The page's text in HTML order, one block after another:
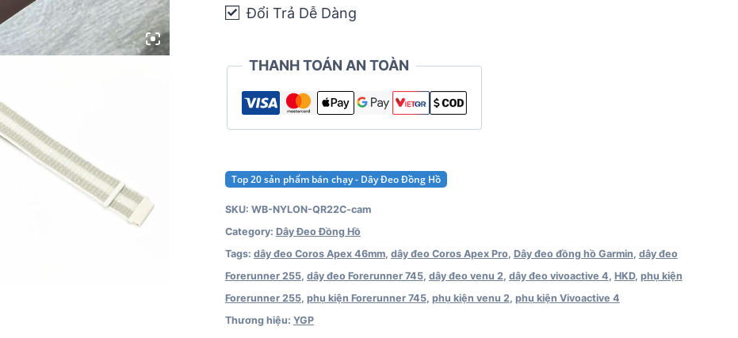
Garmin
Forerunner
255
Coros
Pace
3
/
Coros
Apex
Pro
quantity
Đổi Trả Dễ Dàng
THANH TOÁN AN TOÀN
Top 20 sản phẩm bán chạy - Dây Đeo Đồng Hồ
SKU: WB-NYLON-QR22C-cam
Category: Dây Đeo Đồng Hồ
Tags: dây đeo Coros Apex 46mm, dây đeo Coros Apex Pro, Dây đeo đồng hồ Garmin, dây đeo
Forerunner 255, dây đeo Forerunner 745, dây đeo venu 2, dây đeo vivoactive 4, HKD, phụ kiện
Forerunner 255, phụ kiện Forerunner 745, phụ kiện venu 2, phụ kiện Vivoactive 4
Thương hiệu: YGP